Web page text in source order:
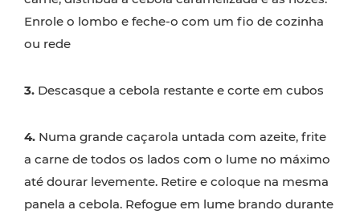
Enrole o lombo e feche-o com um fio de cozinha
ou rede
3. Descasque a cebola restante e corte em cubos
4. Numa grande caçarola untada com azeite, frite
a carne de todos os lados com o lume no máximo
até dourar levemente. Retire e coloque na mesma
panela a cebola. Refogue em lume brando durante